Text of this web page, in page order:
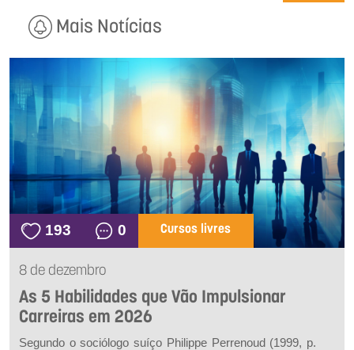
Mais Notícias
193 0 Cursos livres
8 de dezembro
As 5 Habilidades que Vão Impulsionar
Carreiras em 2026
Segundo o sociólogo suíço Philippe Perrenoud (1999, p.